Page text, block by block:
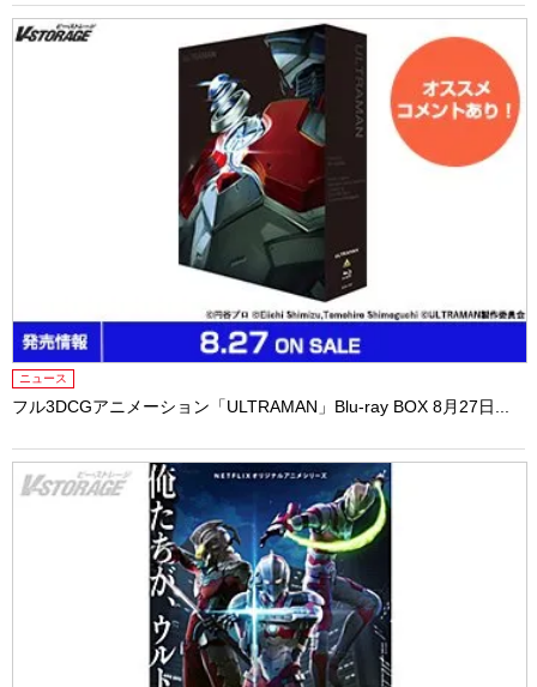
ニュース
フル3DCGアニメーション「ULTRAMAN」Blu-ray BOX 8月27日...